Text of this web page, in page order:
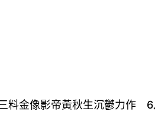
料金像影帝黃秋生沉鬱力作 6